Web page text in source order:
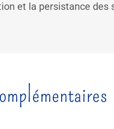
et la persistance